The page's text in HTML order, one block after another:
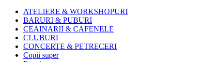
ATELIERE & WORKSHOPURI
BARURI & PUBURI
CEAINARII & CAFENELE
CLUBURI
CONCERTE & PETRECERI
Copii super